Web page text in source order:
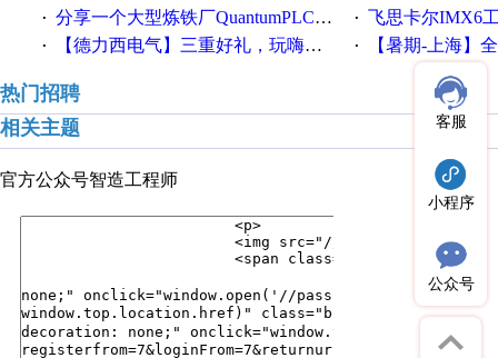
· 分享一个大型炼铁厂QuantumPLC双机冗余系统的程序，很有借鉴价值！ · 飞思卡尔IMX6
· 【德力西电气】三重好礼，玩嗨夏日！ · 【暑期-上海】全国工业
热门招聘
相关主题
官方公众号智造工程师
客服
小程序
公众号